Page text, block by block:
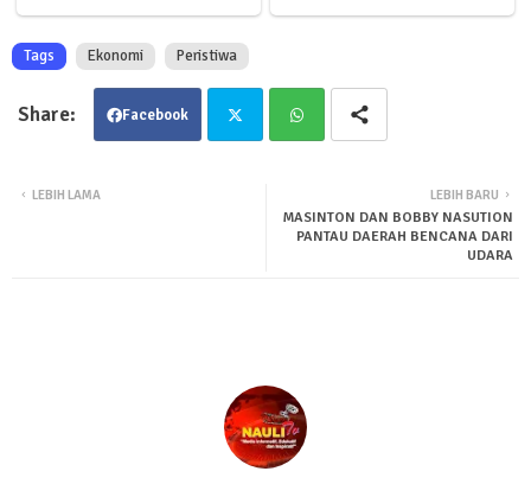
Tags Ekonomi Peristiwa
Facebook
tsa
LEBIH BARU
MASINTON DAN BOBBY NASUTION
PANTAU DAERAH BENCANA DARI
UDARA
LEBIH LAMA